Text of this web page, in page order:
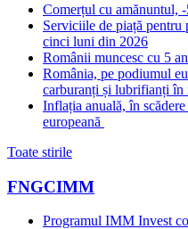
Comerțul cu amănuntul,
Serviciile de piață pentru
cinci luni din 2026
Românii muncesc cu 5
România, pe podiumul
carburanți și lubrifianți în
Inflația anuală, în
europeană
Toate stirile
FNGCIMM
Programul IMM Invest